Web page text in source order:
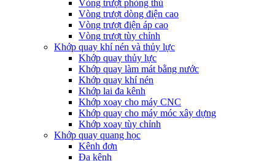
Vòng trượt phòng thủ
Vòng trượt dòng điện cao
Vòng trượt điện áp cao
Vòng trượt tùy chỉnh
Khớp quay khí nén và thủy lực
Khớp quay thủy lực
Khớp quay làm mát bằng nước
Khớp quay khí nén
Khớp lai đa kênh
Khớp xoay cho máy CNC
Khớp quay cho máy móc xây dựng
Khớp xoay tùy chỉnh
Khớp quay quang học
Kênh đơn
Đa kênh